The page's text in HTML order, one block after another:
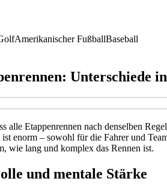
Amerikanischer FußballBaseball
Unterschiede
alle Etappenrennen nach denselben
enorm – sowohl für die Fahrer und
wie lang und komplex das Rennen ist.
und mentale Stärke